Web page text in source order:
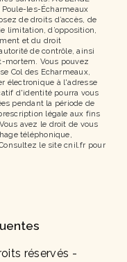
Poule-les-Écharmeaux
de droits d’accès, de
limitation, d’opposition,
et du droit
de contrôle, ainsi
mortem. Vous pouvez
Col des Echarmeaux,
électronique à l'adresse
d'identité pourra vous
pendant la période de
légale aux fins
avez le droit de vous
téléphonique,
le site cnil.fr pour
réservés -